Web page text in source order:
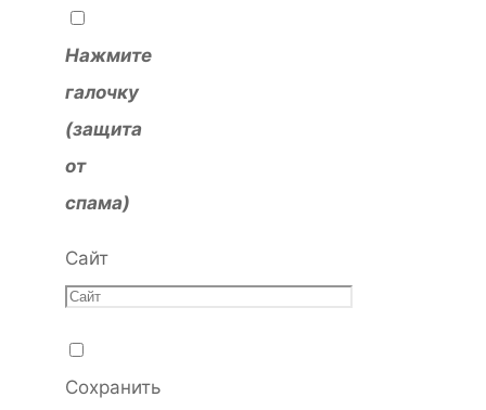
Нажмите
галочку
(защита
от
спама)
Сайт
Сохранить